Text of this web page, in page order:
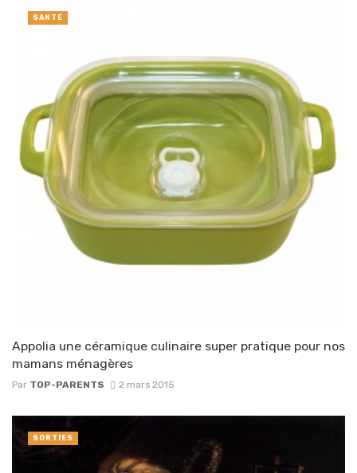
Appolia une céramique culinaire super pratique pour nos
mamans ménagères
Par TOP-PARENTS 2 mars 2015
SANTÉ
SORTIES